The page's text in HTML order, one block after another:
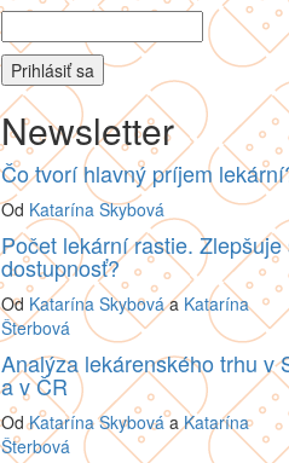
Newsletter
Čo tvorí hlavný príjem
Od Katarína Skybová
Počet lekární rastie. Zlepšuje
dostupnosť?
Od Katarína SkybováaKatarína
Šterbová
Analýza lekárenského trhu v
a v ČR
OdKatarína SkybováaKatarína
Šterbová